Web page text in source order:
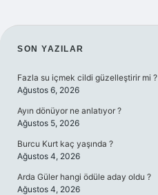
SIDEBAR
SON YAZILAR
Fazla su içmek cildi güzelleştirir mi ?
Ağustos 6, 2026
Ayın dönüyor ne anlatıyor ?
Ağustos 5, 2026
Burcu Kurt kaç yaşında ?
Ağustos 4, 2026
Arda Güler hangi ödüle aday oldu ?
Ağustos 4, 2026